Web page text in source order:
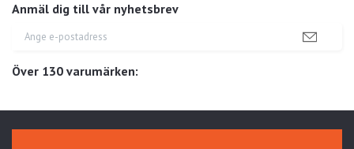
Anmäl dig till vår nyhetsbrev
Över 130 varumärken: